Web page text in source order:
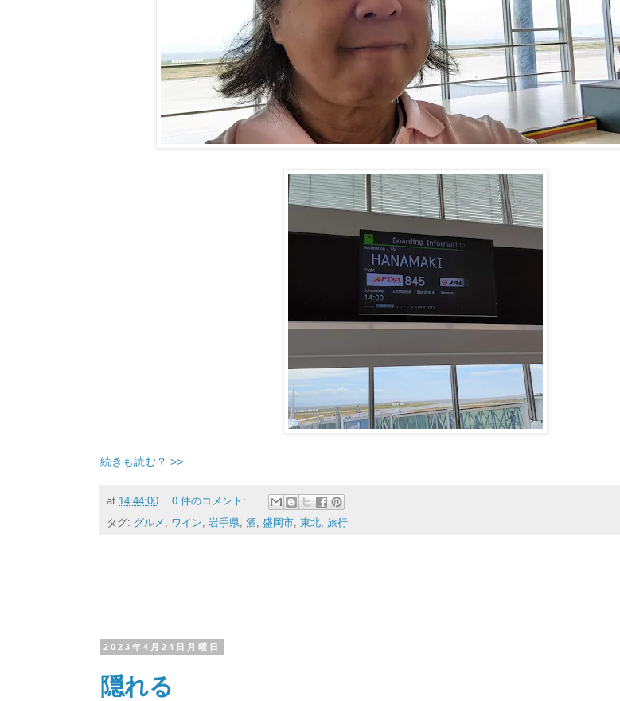
続きも読む？ >>
at 14:44:00
0 件のコメント:
タグ: グルメ , ワイン, 岩手県, 酒, 盛岡市, 東北, 旅行
2023年4月24日月曜日
隠れる